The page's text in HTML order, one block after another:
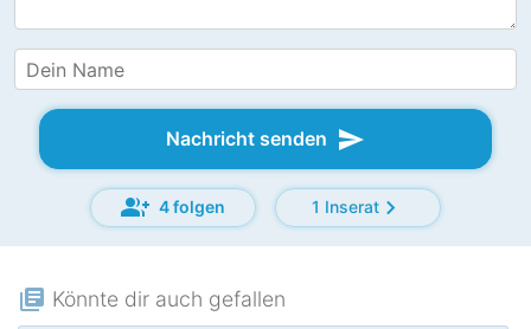
Nachricht senden send
group_add 4 folgen 1 Inseratchevron_right
library_books Könnte dir auch gefallen